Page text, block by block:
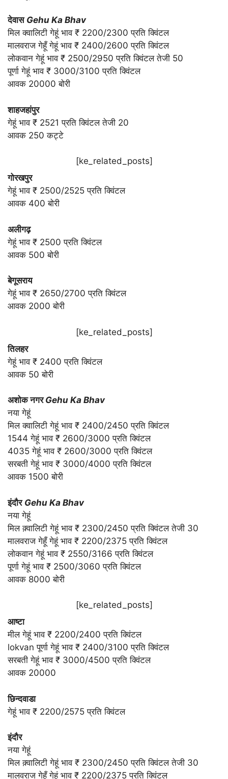
देवास Gehu Ka Bhav
मिल क्वालिटी गेहूं भाव ₹ 2200/2300 प्रति क्विंटल
मालवराज गेहूँ गेहूं भाव ₹ 2400/2600 प्रति क्विंटल
लोकवान गेहूं भाव ₹ 2500/2950 प्रति क्विंटल तेजी 50
पूर्णा गेहूं भाव ₹ 3000/3100 प्रति क्विंटल
आवक 20000 बोरी
शाहजहांपुर
गेहूं भाव ₹ 2521 प्रति क्विंटल तेजी 20
आवक 250 कट्टे
[ke_related_posts]
गोरखपुर
गेहूं भाव ₹ 2500/2525 प्रति क्विंटल
आवक 400 बोरी
अलीगढ़
गेहूं भाव ₹ 2500 प्रति क्विंटल
आवक 500 बोरी
बेगूसराय
गेहूं भाव ₹ 2650/2700 प्रति क्विंटल
आवक 2000 बोरी
[ke_related_posts]
तिलहर
गेहूं भाव ₹ 2400 प्रति क्विंटल
आवक 50 बोरी
अशोक नगरGehu Ka Bhav
नया गेहूं
मिल क्वालिटी गेहूं भाव ₹ 2400/2450 प्रति क्विंटल
1544 गेहूं भाव ₹ 2600/3000 प्रति क्विंटल
4035 गेहूं भाव ₹ 2600/3000 प्रति क्विंटल
सरबती गेहूं भाव ₹ 3000/4000 प्रति क्विंटल
आवक 1500 बोरी
इंदौर Gehu Ka Bhav
नया गेहूं
मिल क़्वालिटी गेहूं भाव ₹ 2300/2450 प्रति क्विंटल तेजी 30
मालवराज गेहूँ गेहूं भाव ₹ 2200/2375 प्रति क्विंटल
लोकवान गेहूं भाव ₹ 2550/3166 प्रति क्विंटल
पूर्णा गेहूं भाव ₹ 2500/3060 प्रति क्विंटल
आवक 8000 बोरी
[ke_related_posts]
आष्टा
मील गेहूं भाव ₹ 2200/2400 प्रति क्विंटल
lokvan पूर्णा गेहूं भाव ₹ 2400/3100 प्रति क्विंटल
सरबती गेहूं भाव ₹ 3000/4500 प्रति क्विंटल
आवक 20000
छिन्दवाडा
गेहूं भाव ₹ 2200/2575 प्रति क्विंटल
इंदौर
नया गेहूं
मिल क़्वालिटी गेहूं भाव ₹ 2300/2450 प्रति क्विंटल तेजी 30
मालवराज गेहूँ गेहूं भाव ₹ 2200/2375 प्रति क्विंटल